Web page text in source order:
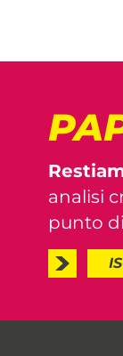
analisi
punto